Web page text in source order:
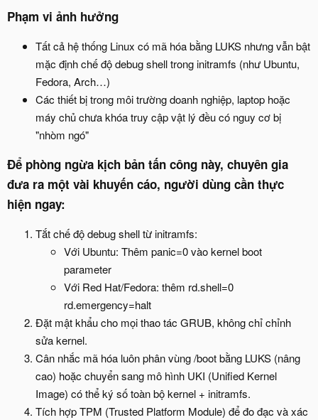
Phạm vi ảnh hưởng​
Tất cả hệ thống Linux có mã hóa bằng LUKS nhưng vẫn bật
mặc định chế độ debug shell trong initramfs (như Ubuntu,
Fedora, Arch…)
Các thiết bị trong môi trường doanh nghiệp, laptop hoặc
máy chủ chưa khóa truy cập vật lý đều có nguy cơ bị
"nhòm ngó"
Để phòng ngừa kịch bản tấn công này, chuyên gia
đưa ra một vài khuyến cáo, người dùng cần thực
hiện ngay:​
Tắt chế độ debug shell từ initramfs:
Với Ubuntu: Thêm panic=0 vào kernel boot
parameter
Với Red Hat/Fedora: thêm rd.shell=0
rd.emergency=halt
Đặt mật khẩu cho mọi thao tác GRUB, không chỉ chỉnh
sửa kernel.
Cân nhắc mã hóa luôn phân vùng /boot bằng LUKS (nâng
cao) hoặc chuyển sang mô hình UKI (Unified Kernel
Image) có thể ký số toàn bộ kernel + initramfs.
Tích hợp TPM (Trusted Platform Module) để đo đạc và xác